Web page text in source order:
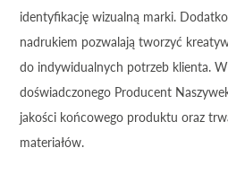
identyfikację wizualną marki.
nadrukiem pozwalają tworzyć
do indywidualnych potrzeb klienta.
doświadczonego Producent
jakości końcowego produktu oraz
materiałów.